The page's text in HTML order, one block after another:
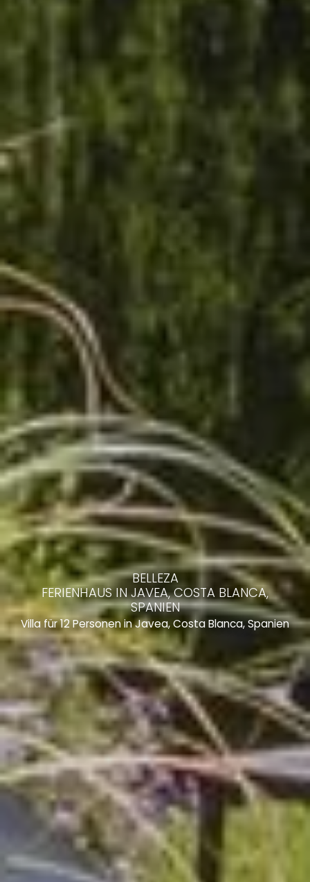
BELLEZA
FERIENHAUS IN JAVEA, COSTA BLANCA,
SPANIEN
Villa für 12 Personen in Javea, Costa Blanca, Spanien